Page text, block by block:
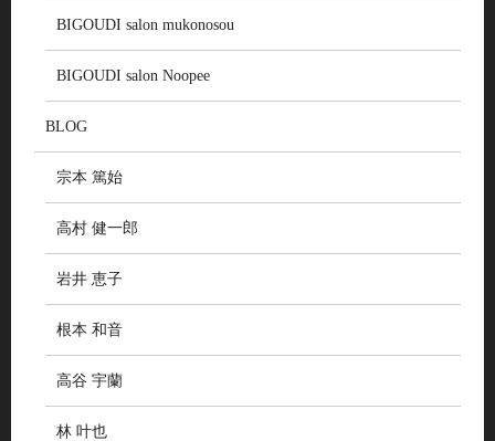
BIGOUDI salon mukonosou
BIGOUDI salon Noopee
BLOG
宗本 篤始
高村 健一郎
岩井 恵子
根本 和音
高谷 宇蘭
林 叶也